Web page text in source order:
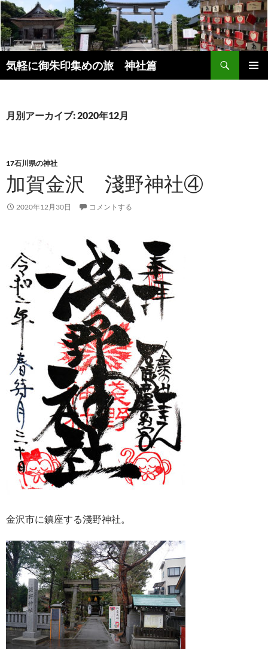
コ
ン
テ
ン
ツ
へ
ッ
気軽に御朱印集めの旅 神社篇
索
月別アーカイブ: 2020年12月
17石川県の神社
加賀金沢 淺野神社④
2020年12月30日 コメントする
金沢市に鎮座する淺野神社。